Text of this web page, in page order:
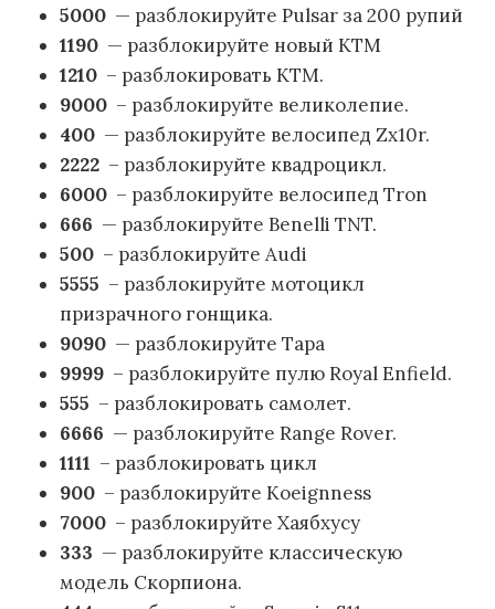
5000 — разблокируйте Pulsar за 200 рупий
1190 — разблокируйте новый KTM
1210 – разблокировать KTM.
9000 – разблокируйте великолепие.
400 — разблокируйте велосипед Zx10r.
2222 – разблокируйте квадроцикл.
6000 – разблокируйте велосипед Tron
666 — разблокируйте Benelli TNT.
500 – разблокируйте Audi
5555 – разблокируйте мотоцикл
призрачного гонщика.
9090 — разблокируйте Тара
9999 – разблокируйте пулю Royal Enfield.
555 – разблокировать самолет.
6666 — разблокируйте Range Rover.
1111 – разблокировать цикл
900 – разблокируйте Koeignness
7000 – разблокируйте Хаябхусу
333 — разблокируйте классическую
модель Скорпиона.